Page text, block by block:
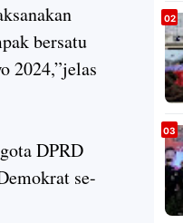
bersatu
2024,”jelas
DPRD
se-